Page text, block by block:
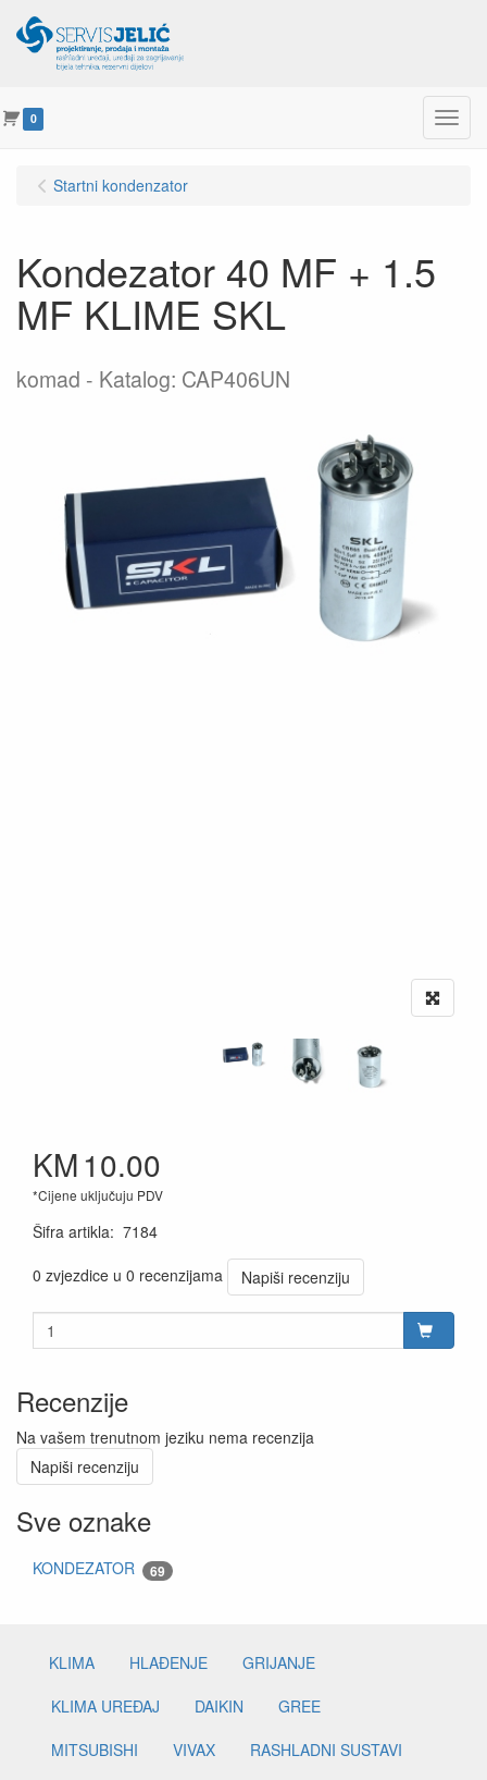
0 Menu
Startni kondenzator
Kondezator 40 MF + 1.5
MF KLIME SKL
komad Katalog: CAP406UN
KM10.00
*Cijene uključuju PDV
Šifra artikla: 7184
0 zvjezdice u 0 recenzijama
Napiši recenziju
Recenzije
Na vašem trenutnom jeziku nema recenzija
Napiši recenziju
Sve oznake
KONDEZATOR 69
KLIMA HLAĐENJE
GRIJANJE
KLIMA UREĐAJ
DAIKIN
GREE
MITSUBISHI
VIVAX
RASHLADNI SUSTAVI